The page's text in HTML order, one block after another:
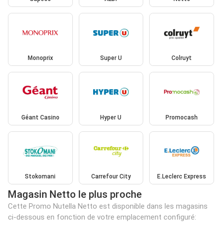
Monoprix Super U Colruyt
Géant Casino Hyper U Promocash
Stokomani Carrefour City E.Leclerc Express
Magasin Netto le plus proche
Cette Promo Nutella Netto est disponible dans les magasins
ci-dessous en fonction de votre emplacement configuré: